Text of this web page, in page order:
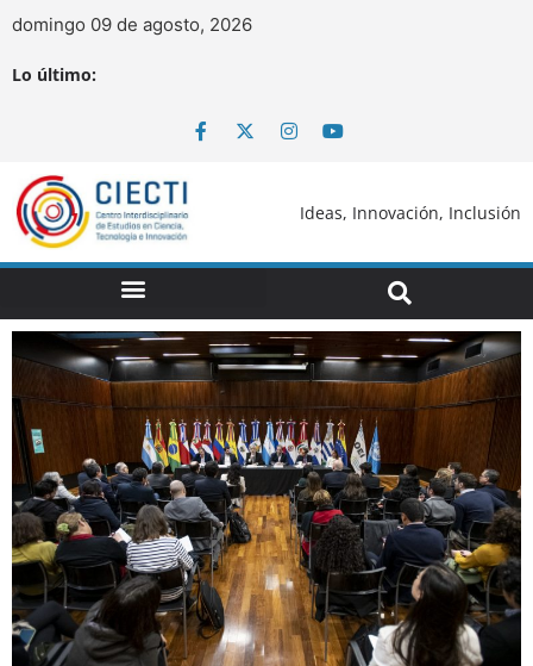
domingo 09 de agosto, 2026
Lo último:
Ideas, Innovación, Inclusión